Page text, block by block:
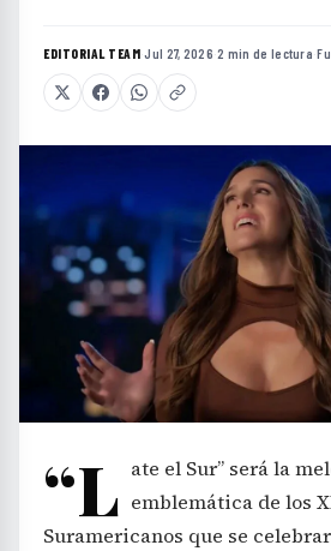
EDITORIAL TEAM·Jul 27, 2026·2 min de lectura·
“L ate el Sur” será la
emblemática de los
Suramericanos que se